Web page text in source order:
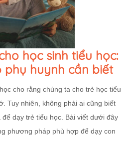
học sinh tiểu học:
huynh cần biết
cho rằng chúng ta cho trẻ học tiểu
Tuy nhiên, không phải ai cũng biết
dạy trẻ tiểu học. Bài viết dưới đây
phương pháp phù hợp để dạy con